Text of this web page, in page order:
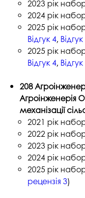
2023 рік
2024 рік
2025 рік
Відгук 4,
2025 рік
Відгук 4,
208
Агроінженерія
механізації
2021 рік
2022 рік
2023 рік
2024 рік
2025 рік
рецензія 3)